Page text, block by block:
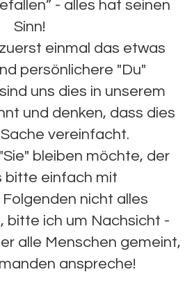
- alles hat seinen
Sinn!
einmal das etwas
persönlichere "Du"
uns dies in unserem
und denken, dass dies
vereinfacht.
bleiben möchte, der
bitte einfach mit
nicht alles
bitte ich um Nachsicht -
alle Menschen gemeint,
anspreche!